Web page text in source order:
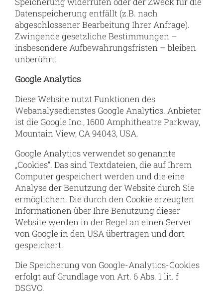
Datenspeicherung entfällt (z.B. nach
abgeschlossener Bearbeitung Ihrer Anfrage).
Zwingende gesetzliche Bestimmungen –
insbesondere Aufbewahrungsfristen – bleiben
unberührt.
Google Analytics
Diese Website nutzt Funktionen des
Webanalysedienstes Google Analytics. Anbieter
ist die Google Inc., 1600 Amphitheatre Parkway,
Mountain View, CA 94043, USA.
Google Analytics verwendet so genannte
„Cookies“. Das sind Textdateien, die auf Ihrem
Computer gespeichert werden und die eine
Analyse der Benutzung der Website durch Sie
ermöglichen. Die durch den Cookie erzeugten
Informationen über Ihre Benutzung dieser
Website werden in der Regel an einen Server
von Google in den USA übertragen und dort
gespeichert.
Die Speicherung von Google-Analytics-Cookies
erfolgt auf Grundlage von Art. 6 Abs. 1 lit. f
DSGVO.